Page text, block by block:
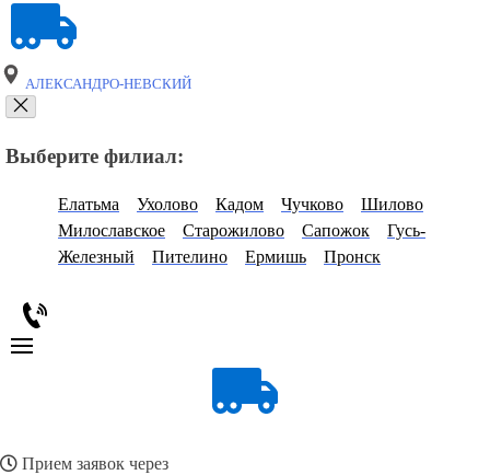
АЛЕКСАНДРО-НЕВСКИЙ
Выберите филиал:
Елатьма Ухолово Кадом Чучково
Шилово
Милославское
Старожилово Сапожок
Гусь-
Железный
Пителино Ермишь Пронск
Прием заявок через